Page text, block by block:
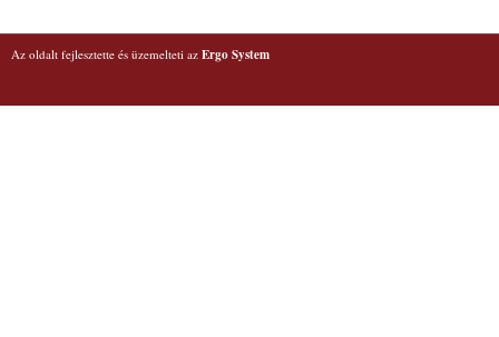
Az oldalt fejlesztette és üzemelteti az Ergo System